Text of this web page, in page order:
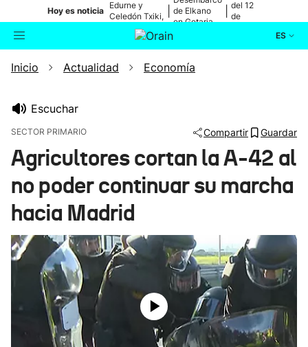
Hoy es noticia
Edurne y
Celedón Txiki,
en directo
de Elkano
en Getaria
del 12
de
ES
Buscador Actualidad
Ikusmiran
Inicio Actualidad Economía
Escuchar
SECTOR PRIMARIO Compartir Guardar
Agricultores cortan la A-42 al
no poder continuar su marcha
hacia Madrid